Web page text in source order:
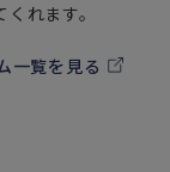
れます。
一覧を見る